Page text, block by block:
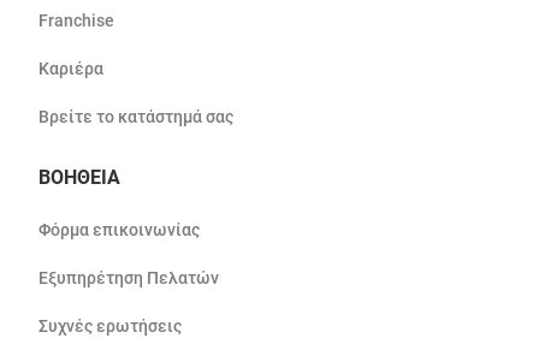
Franchise
Καριέρα
Βρείτε το κατάστημά σας
ΒΟΗΘΕΙΑ
Φόρμα επικοινωνίας
Εξυπηρέτηση Πελατών
Συχνές ερωτήσεις